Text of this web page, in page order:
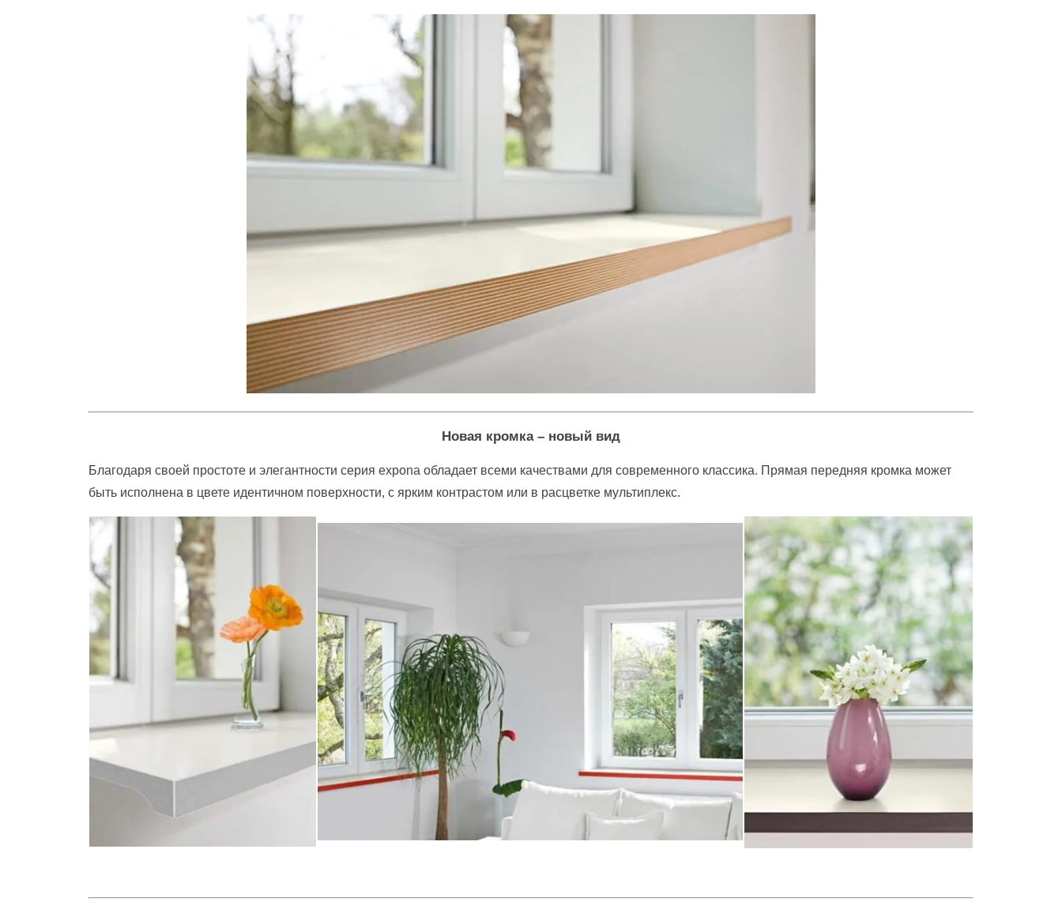
Новая кромка – новый вид
Благодаря своей простоте и элегантности серия expona обладает всеми качествами для современного классика. Прямая передняя кромка может
быть исполнена в цвете идентичном поверхности, с ярким контрастом или в расцветке мультиплекс.